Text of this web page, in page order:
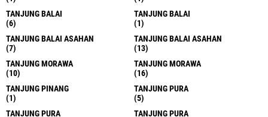
TANJUNG BALAI
(6)
TANJUNG BALAI
(1)
TANJUNG BALAI ASAHAN
(7)
TANJUNG BALAI ASAHAN
(13)
TANJUNG MORAWA
(10)
TANJUNG MORAWA
(16)
TANJUNG PINANG
(1)
TANJUNG PURA
(5)
TANJUNG PURA
TANJUNG PURA